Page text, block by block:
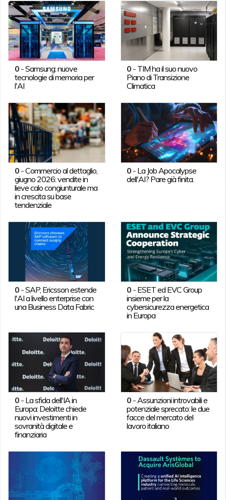
0-Samsung: nuove
tecnologie di memoria per
l'AI
0 - TIM ha il suo nuovo
Piano di Transizione
Climatica
0-Commercio al dettaglio,
giugno 2026: vendite in
lieve calo congiunturale ma
in crescita su base
tendenziale
0 - La Job Apocalypse
dell'AI? Pare già finita.
0-SAP, Ericsson estende
l'AI a livello enterprise con
una Business Data Fabric
0 - ESET ed EVC Group
insieme per la
cybersicurezza energetica
in Europa
0- La sfida dell'IA in
Europa: Deloitte chiede
nuovi investimenti in
sovranità digitale e
finanziaria
0 - Assunzioni introvabili e
potenziale sprecato: le due
facce del mercato del
lavoro italiano